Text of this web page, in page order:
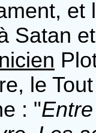
Satan
le
: "